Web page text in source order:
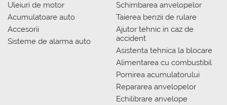
Uleiuri de motor
Acumulatoare auto
Accesorii
Sisteme de alarma auto
Schimbarea anvelopelor
Taierea benzii de rulare
Ajutor tehnic in caz de
accident
Asistenta tehnica la blocare
Alimentarea cu combustibil
Pornirea acumulatorului
Repararea anvelopelor
Echilibrare anvelope